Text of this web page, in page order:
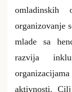
organizovanje
mlade sa
razvija
aktivnosti.